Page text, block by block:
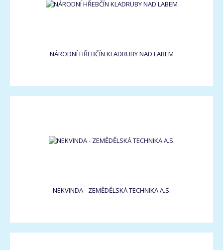
NÁRODNÍ HŘEBČÍN KLADRUBY NAD LABEM
NEKVINDA - ZEMĚDĚLSKÁ TECHNIKA A.S.